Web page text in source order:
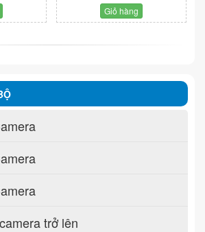
Giỏ hàng
trở lên